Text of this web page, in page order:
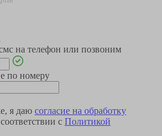
на телефон или позвоним
по номеру
я даю согласие на обработку
с Политикой